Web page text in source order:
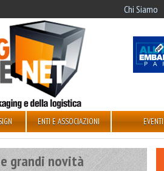
Chi Siamo
ENTI E ASSOCIAZIONI EVENTI
grandi novità